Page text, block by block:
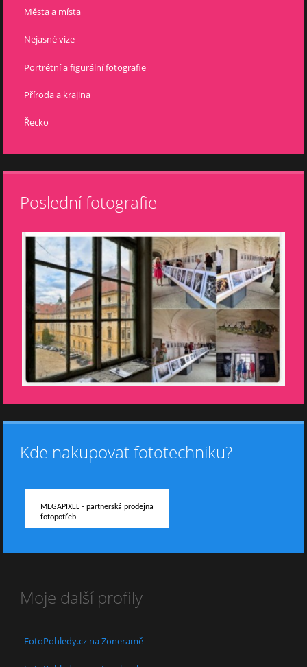
Města a místa
Nejasné vize
Portrétní a figurální fotografie
Příroda a krajina
Řecko
Poslední fotografie
Kde nakupovat fototechniku?
MEGAPIXEL - partnerská prodejna
fotopotřeb
Moje další profily
FotoPohledy.cz na Zoneramě